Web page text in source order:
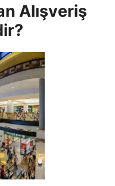
Alışveriş